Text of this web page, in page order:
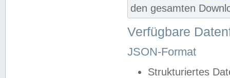
den gesamten
Verfügbare
JSON-Format
Strukturiertes